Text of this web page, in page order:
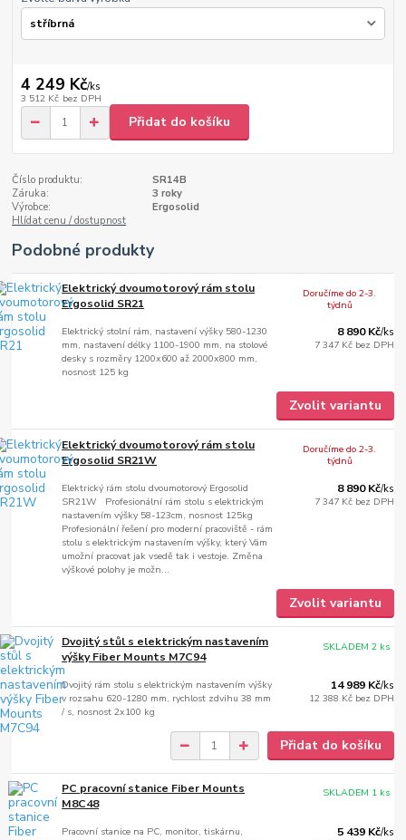
4 249 Kč/ks
3 512 Kč bez DPH
Přidat do košíku
Číslo produktu:
SR14B
Záruka:
3 roky
Výrobce:
Ergosolid
Hlídat cenu / dostupnost
Podobné produkty
Elektrický dvoumotorový rám stolu
Ergosolid SR21
Elektrický stolní rám, nastavení výšky 580-1230
mm, nastavení délky 1100-1900 mm, na stolové
desky s rozměry 1200x600 až 2000x800 mm,
nosnost 125 kg
8 890 Kč/ks
7 347 Kč bez DPH
Doručíme do 2-3.
týdnů
Zvolit variantu
Elektrický dvoumotorový rám stolu
Ergosolid SR21W
Elektrický rám stolu dvoumotorový Ergosolid
SR21W Profesionální rám stolu s elektrickým
nastavením výšky 58-123cm, nosnost 125kg
Profesionální řešení pro moderní pracoviště - rám
stolu s elektrickým nastavením výšky, který Vám
umožní pracovat jak vsedě tak i vestoje. Změna
výškové polohy je možn...
8 890 Kč/ks
7 347 Kč bez DPH
Doručíme do 2-3.
týdnů
Zvolit variantu
Dvojitý stůl s elektrickým nastavením
výšky Fiber Mounts M7C94
Dvojitý rám stolu s elektrickým nastavením výšky
v rozsahu 620-1280 mm, rychlost zdvihu 38 mm
/ s, nosnost 2x100 kg
14 989 Kč/ks
12 388 Kč bez DPH
SKLADEM 2 ks
Přidat do košíku
PC pracovní stanice Fiber Mounts
M8C48
Pracovní stanice na PC, monitor, tiskárnu,
5 439 Kč/ks
SKLADEM 1 ks